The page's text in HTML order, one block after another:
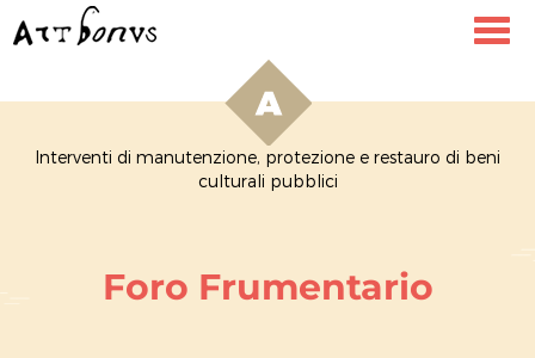
Interventi di manutenzione, protezione e restauro di beni
culturali pubblici
Foro Frumentario